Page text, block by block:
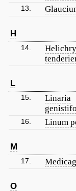
13.
H
14.
L
15.
Linaria
16. Linum
M
17.
O